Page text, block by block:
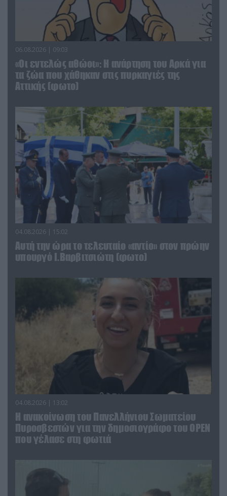
06.08.2026 | 09:03
«Οι εντελώς αθώοι»: Η ανάρτηση του Αρκά για
τα ζώα που χάθηκαν στις πυρκαγιές της
Αττικής (φωτο)
04.08.2026 | 15:02
Αυτή την ώρα το τελευταίο «αντίο» στον πρώην
υπουργό Ι.Βαρβιτσιώτη (φωτο)
04.08.2026 | 13:02
Η ανακοίνωση του Πανελλήνιου Σωματείου
Πυροσβεστών για την δημοσιογράφο του OPEN
που γέλασε στη φωτιά